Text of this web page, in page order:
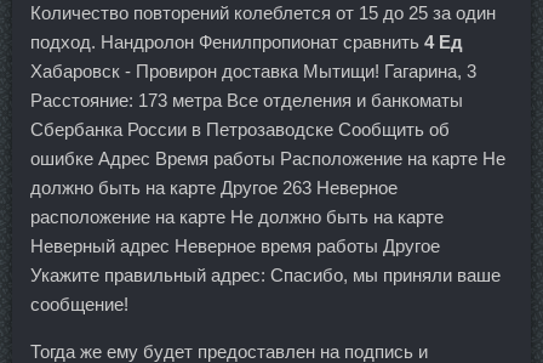
Количество повторений колеблется от 15 до 25 за один
подход. Нандролон Фенилпропионат сравнить 4 Ед
Хабаровск - Провирон доставка Мытищи! Гагарина, 3
Расстояние: 173 метра Все отделения и банкоматы
Сбербанка России в Петрозаводске Сообщить об
ошибке Адрес Время работы Расположение на карте Не
должно быть на карте Другое 263 Неверное
расположение на карте Не должно быть на карте
Неверный адрес Неверное время работы Другое
Укажите правильный адрес: Спасибо, мы приняли ваше
сообщение!
Тогда же ему будет предоставлен на подпись и